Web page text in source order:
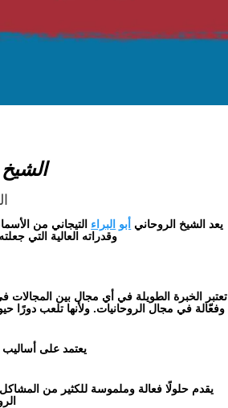
يعد الشيخ الروحاني أبو البراء التيجاني من
وقدراته العالية التي
تعتبر الخبرة الطويلة في أي مجال بين
وفعّالة في مجال الروحانيات. ولأنها تلعب دورًا
يعتمد على أساليب
يقدم حلولًا فعالة وملموسة للكثير من